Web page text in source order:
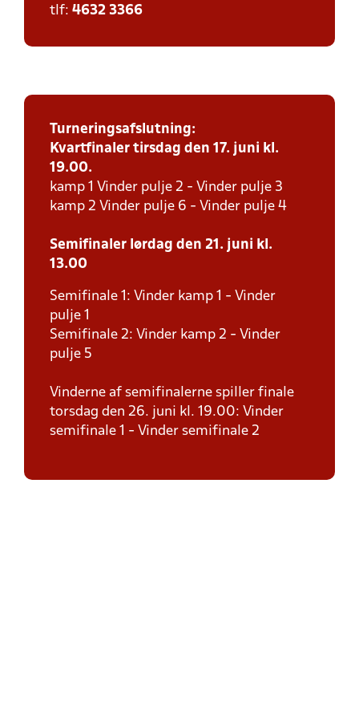
tlf: 4632 3366
Turneringsafslutning:
Kvartfinaler tirsdag den 17. juni kl.
19.00.
kamp 1 Vinder pulje 2 - Vinder pulje 3
kamp 2 Vinder pulje 6 - Vinder pulje 4
Semifinaler lørdag den 21. juni kl.
13.00
Semifinale 1: Vinder kamp 1 - Vinder
pulje 1
Semifinale 2: Vinder kamp 2 - Vinder
pulje 5
Vinderne af semifinalerne spiller finale
torsdag den 26. juni kl. 19.00: Vinder
semifinale 1 - Vinder semifinale 2